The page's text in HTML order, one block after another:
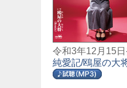
令和3年12月15
純愛記/鴎屋の大